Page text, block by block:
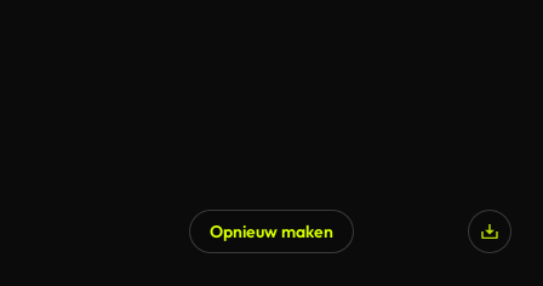
Opnieuw maken